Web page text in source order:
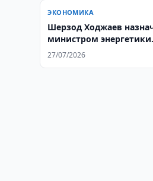
ЭКОНОМИКА
Шерзод Ходжаев
министром энергетики
Узбекистана
27/07/2026